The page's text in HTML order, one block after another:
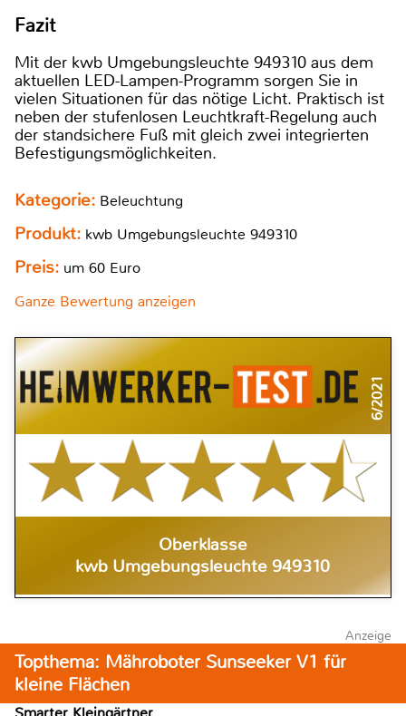
Fazit
Mit der kwb Umgebungsleuchte 949310 aus dem
aktuellen LED-Lampen-Programm sorgen Sie in
vielen Situationen für das nötige Licht. Praktisch ist
neben der stufenlosen Leuchtkraft-Regelung auch
der standsichere Fuß mit gleich zwei integrierten
Befestigungsmöglichkeiten.
Kategorie: Beleuchtung
Produkt: kwb Umgebungsleuchte 949310
Preis: um 60 Euro
Ganze Bewertung anzeigen
6/2021
Oberklasse
kwb Umgebungsleuchte 949310
Anzeige
Topthema: Mähroboter Sunseeker V1 für
kleine Flächen